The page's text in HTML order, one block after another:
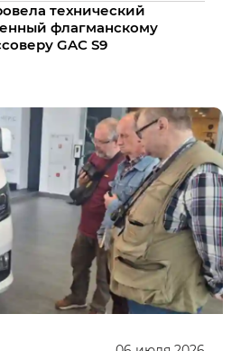
технический
флагманскому
GAC S9